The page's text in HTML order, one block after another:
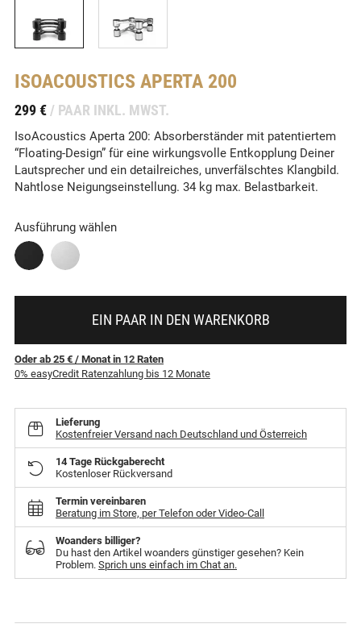
ISOACOUSTICS APERTA 200
299 € / PAAR INKL. MWST.
IsoAcoustics Aperta 200: Absorberständer mit patentiertem
“Floating-Design” für eine wirkungsvolle Entkopplung Deiner
Lautsprecher und ein detailreiches, unverfälschtes Klangbild.
Nahtlose Neigungseinstellung. 34 kg max. Belastbarkeit.
Ausführung wählen
EIN PAAR IN DEN WARENKORB
Oder ab 25 € / Monatin 12 Raten
0% easyCredit Ratenzahlung bis 12 Monate
Lieferung
Kostenfreier Versand nach Deutschland und Österreich
14 Tage Rückgaberecht
Kostenloser Rückversand
Termin vereinbaren
Beratung im Store, per Telefon oder Video-Call
Woanders billiger?
Du hast den Artikel woanders günstiger gesehen? Kein
Problem. Sprich uns einfach im Chat an.